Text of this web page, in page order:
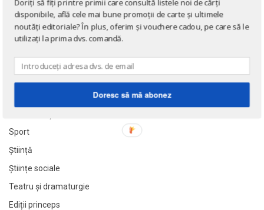
Merriam-Webster, Inc.
Minerva
Miron
Nova 2001
Stadion
Teora
SHOW MORE
Merriam-Webster, Inc.
Minerva
Miron
Nova 2001
Stadion
Teora
SHOW MORE
Doctrine politice
Jurnale, memorii, biografii
Documente
Gastronomie
Învățământ
Sport
Știință
Științe sociale
Teatru și dramaturgie
Ediții princeps
Doriți să fiți printre primii care consultă listele noi de cărți
disponibile, află cele mai bune promoții de carte și ultimele
noutăți editoriale? În plus, oferim și vouchere cadou, pe care să le
utilizați la prima dvs. comandă.
Doresc să mă abonez